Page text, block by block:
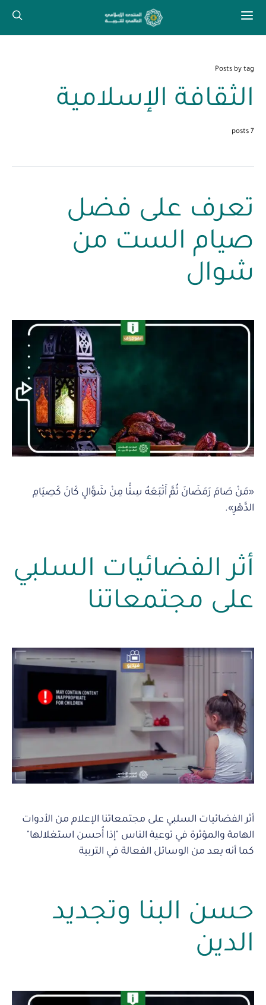
Posts by tag
الثقافة الإسلامية
7 posts
تعرف على فضل
صيام الست من
شوال
«مَنْ صَامَ رَمَضَانَ ثُمَّ أَتْبَعَهُ سِتًّا مِنْ شَوَّالٍ كَانَ كَصِيَامِ
الدَّهْرِ».
أثر الفضائيات السلبي
على مجتمعاتنا
أثر الفضائيات السلبي على مجتمعاتنا الإعلام من الأدوات
الهامة والمؤثرة في توعية الناس "إذا أُحسن استغلالها"
كما أنه يعد من الوسائل الفعالة في التربية
حسن البنا وتجديد
الدين